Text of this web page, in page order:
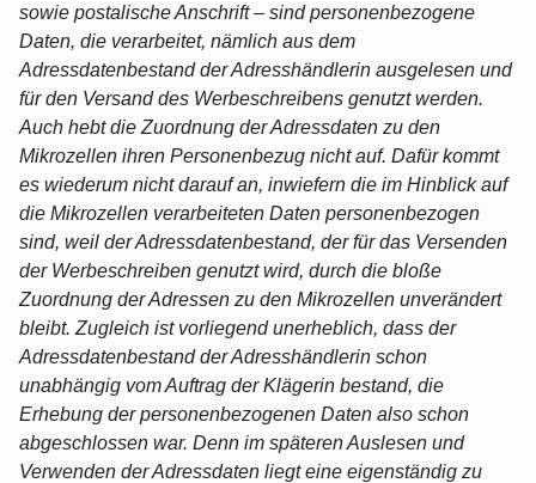
sowie postalische Anschrift – sind personenbezogene
Daten, die verarbeitet, nämlich aus dem
Adressdatenbestand der Adresshändlerin ausgelesen und
für den Versand des Werbeschreibens genutzt werden.
Auch hebt die Zuordnung der Adressdaten zu den
Mikrozellen ihren Personenbezug nicht auf. Dafür kommt
es wiederum nicht darauf an, inwiefern die im Hinblick auf
die Mikrozellen verarbeiteten Daten personenbezogen
sind, weil der Adressdatenbestand, der für das Versenden
der Werbeschreiben genutzt wird, durch die bloße
Zuordnung der Adressen zu den Mikrozellen unverändert
bleibt. Zugleich ist vorliegend unerheblich, dass der
Adressdatenbestand der Adresshändlerin schon
unabhängig vom Auftrag der Klägerin bestand, die
Erhebung der personenbezogenen Daten also schon
abgeschlossen war. Denn im späteren Auslesen und
Verwenden der Adressdaten liegt eine eigenständig zu